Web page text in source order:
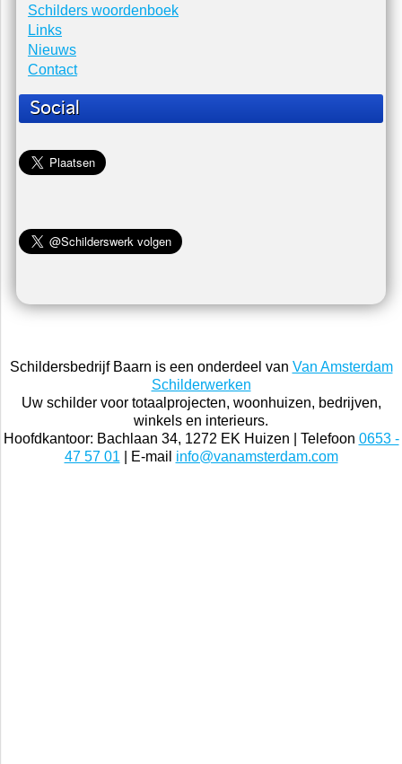
Schilders woordenboek
Links
Nieuws
Contact
Social
Schildersbedrijf Baarn is een onderdeel van Van Amsterdam
Schilderwerken
Uw schilder voor totaalprojecten, woonhuizen, bedrijven,
winkels en interieurs.
Hoofdkantoor: Bachlaan 34, 1272 EK Huizen | Telefoon 0653 -
47 57 01 | E-mail info@vanamsterdam.com